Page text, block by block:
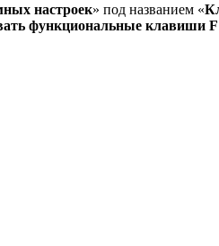
настроек» под названием «
функциональные клавиши